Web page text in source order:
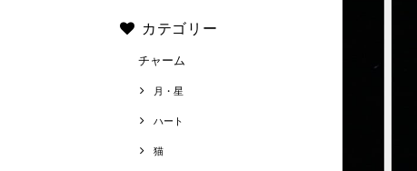
カテゴリー
チャーム
月・星
ハート
猫